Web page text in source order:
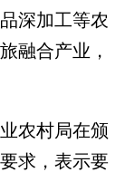
深加工等农
融合产业，
农村局在颁
求，表示要